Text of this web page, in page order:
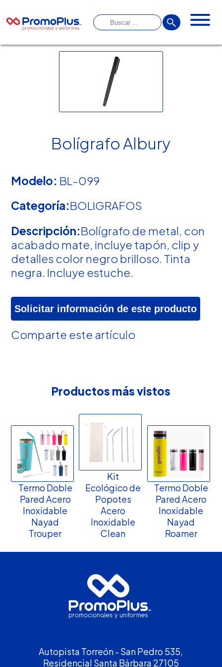
Bolígrafo Albury
Modelo: BL-099
Categoría:BOLIGRAFOS
Descripción:Bolígrafo de metal, con
acabado mate, incluye tapón, clip y
detalles color negro brilloso. Tinta
negra. Incluye estuche.
Solicitar información de este producto
Comparte este artículo
Productos más vistos
Termo Doble
Pared Acero
Inoxidable
Nayad
Trouper
Kit
Ecológico de
Popotes
Acero
Inoxidable
Clean
Termo Doble
Pared Acero
Inoxidable
Nayad
Roamer
Autopista Torreón - San Pedro 535,
Residencial Santa Bárbara 27105